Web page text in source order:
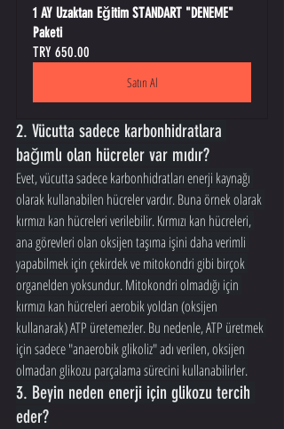
1 AY Uzaktan Eğitim STANDART "DENEME"
Paketi
TRY 650.00
Satın Al
2. Vücutta sadece karbonhidratlara
bağımlı olan hücreler var mıdır?
Evet, vücutta sadece karbonhidratları enerji kaynağı
olarak kullanabilen hücreler vardır. Buna örnek olarak
kırmızı kan hücreleri verilebilir. Kırmızı kan hücreleri,
ana görevleri olan oksijen taşıma işini daha verimli
yapabilmek için çekirdek ve mitokondri gibi birçok
organelden yoksundur. Mitokondri olmadığı için
kırmızı kan hücreleri aerobik yoldan (oksijen
kullanarak) ATP üretemezler. Bu nedenle, ATP üretmek
için sadece "anaerobik glikoliz" adı verilen, oksijen
olmadan glikozu parçalama sürecini kullanabilirler.
3. Beyin neden enerji için glikozu tercih
eder?